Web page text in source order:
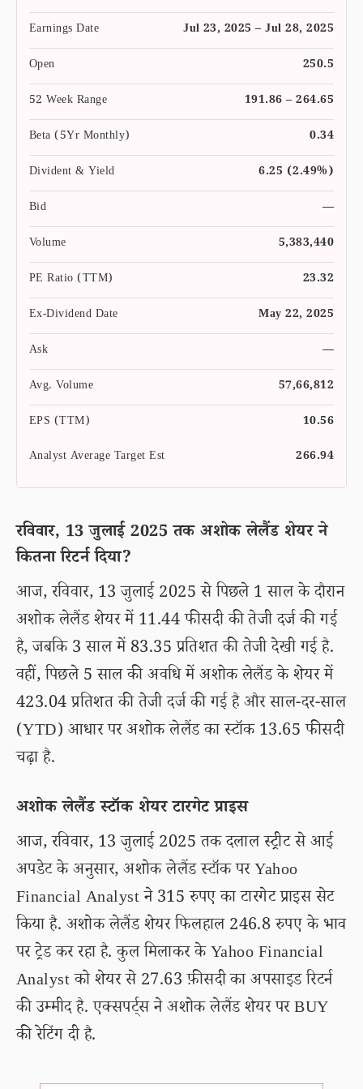
Earnings Date
Jul 23, 2025 – Jul 28, 2025
Open
250.5
52 Week Range
191.86 – 264.65
Beta (5Yr Monthly)
0.34
Divident & Yield
6.25 (2.49%)
Bid
—
Volume
5,383,440
PE Ratio (TTM)
23.32
Ex-Dividend Date
May 22, 2025
Ask
—
Avg. Volume
57,66,812
EPS (TTM)
10.56
Analyst Average Target Est
266.94
रविवार, 13 जुलाई 2025 तक अशोक लेलैंड शेयर ने
कितना रिटर्न दिया?
आज, रविवार, 13 जुलाई 2025 से पिछले 1 साल के दौरान
अशोक लेलैंड शेयर में 11.44 फीसदी की तेजी दर्ज की गई
है, जबकि 3 साल में 83.35 प्रतिशत की तेजी देखी गई है.
वहीं, पिछले 5 साल की अवधि में अशोक लेलैंड के शेयर में
423.04 प्रतिशत की तेजी दर्ज की गई है और साल-दर-साल
(YTD) आधार पर अशोक लेलैंड का स्टॉक 13.65 फीसदी
चढ़ा है.
अशोक लेलैंड स्टॉक शेयर टारगेट प्राइस
आज, रविवार, 13 जुलाई 2025 तक दलाल स्ट्रीट से आई
अपडेट के अनुसार, अशोक लेलैंड स्टॉक पर Yahoo
Financial Analyst ने 315 रुपए का टारगेट प्राइस सेट
किया है. अशोक लेलैंड शेयर फिलहाल 246.8 रुपए के भाव
पर ट्रेड कर रहा है. कुल मिलाकर के Yahoo Financial
Analyst को शेयर से 27.63 फ़ीसदी का अपसाइड रिटर्न
की उम्मीद है. एक्सपर्ट्स ने अशोक लेलैंड शेयर पर BUY
की रेटिंग दी है.